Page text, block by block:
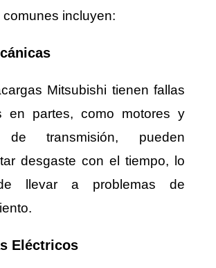
comunes incluyen:
Mitsubishi tienen fallas
en partes, como motores y
de transmisión, pueden
desgaste con el tiempo, lo
llevar a problemas de
Eléctricos